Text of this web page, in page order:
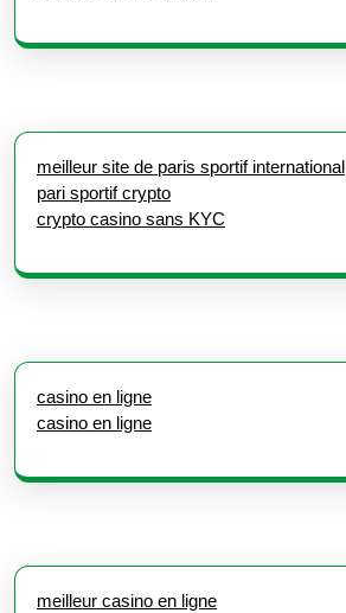
meilleur site de paris sportif international
pari sportif crypto
crypto casino sans KYC
casino en ligne
casino en ligne
meilleur casino en ligne